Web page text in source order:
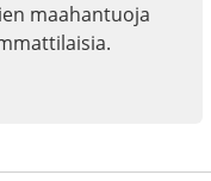
maahantuoja